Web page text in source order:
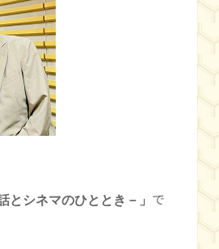
とシネマのひととき－」 で